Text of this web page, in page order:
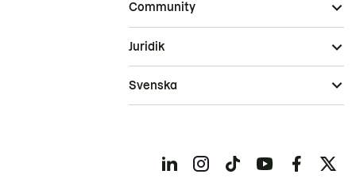
Community
Juridik
Svenska